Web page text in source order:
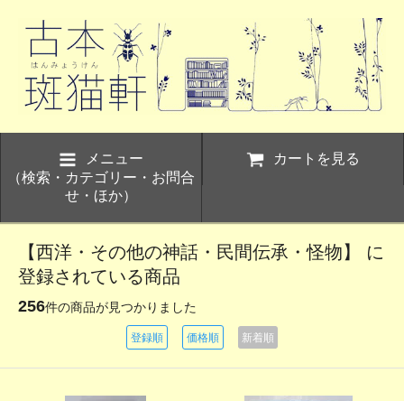
メニュー
（検索・カテゴリー・お問合
せ・ほか）
カートを見る
【西洋・その他の神話・民間伝承・怪物】 に
登録されている商品
256件の商品が見つかりました
登録順 価格順 新着順